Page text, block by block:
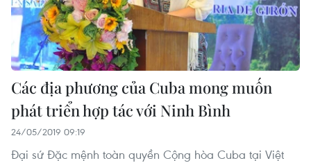
Các địa phương của Cuba mong muốn
phát triển hợp tác với Ninh Bình
24/05/2019 09:19
Đại sứ Đặc mệnh toàn quyền Cộng hòa Cuba tại Việt